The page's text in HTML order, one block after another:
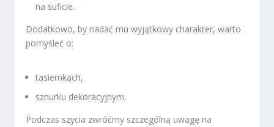
na suficie.
Dodatkowo, by nadać mu wyjątkowy charakter, warto
pomyśleć o:
tasiemkach,
sznurku dekoracyjnym.
Podczas szycia zwróćmy szczególną uwagę na